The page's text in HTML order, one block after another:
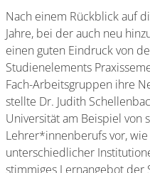
Nach einem Rückblick auf
Jahre, bei der auch neu
einen guten Eindruck von
Studienelements
Fach-Arbeitsgruppen ihre
stellte Dr. Judith
Universität am Beispiel von
Lehrer*innenberufs vor,
unterschiedlicher
stimmiges Lernangebot